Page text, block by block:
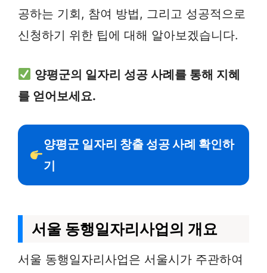
공하는 기회, 참여 방법, 그리고 성공적으로
신청하기 위한 팁에 대해 알아보겠습니다.
양평군의 일자리 성공 사례를 통해 지혜
를 얻어보세요.
양평군 일자리 창출 성공 사례 확인하
기
서울 동행일자리사업의 개요
서울 동행일자리사업은 서울시가 주관하여